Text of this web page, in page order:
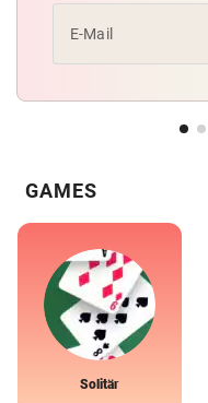
E-Mail
GAMES
Solitär